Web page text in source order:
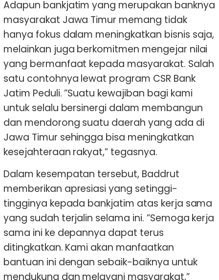
Adapun bankjatim yang merupakan banknya
masyarakat Jawa Timur memang tidak
hanya fokus dalam meningkatkan bisnis saja,
melainkan juga berkomitmen mengejar nilai
yang bermanfaat kepada masyarakat. Salah
satu contohnya lewat program CSR Bank
Jatim Peduli. ”Suatu kewajiban bagi kami
untuk selalu bersinergi dalam membangun
dan mendorong suatu daerah yang ada di
Jawa Timur sehingga bisa meningkatkan
kesejahteraan rakyat,” tegasnya.
Dalam kesempatan tersebut, Baddrut
memberikan apresiasi yang setinggi-
tingginya kepada bankjatim atas kerja sama
yang sudah terjalin selama ini. ”Semoga kerja
sama ini ke depannya dapat terus
ditingkatkan. Kami akan manfaatkan
bantuan ini dengan sebaik-baiknya untuk
mendukung dan melayani masyarakat,”